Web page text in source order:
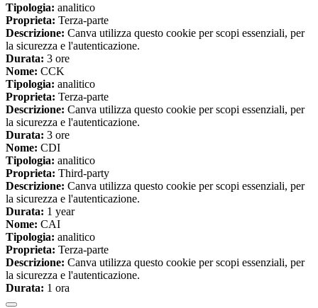
Tipologia: analitico
Proprieta: Terza-parte
Descrizione: Canva utilizza questo cookie per scopi essenziali, per
la sicurezza e l'autenticazione.
Durata: 3 ore
Nome: CCK
Tipologia: analitico
Proprieta: Terza-parte
Descrizione: Canva utilizza questo cookie per scopi essenziali, per
la sicurezza e l'autenticazione.
Durata: 3 ore
Nome: CDI
Tipologia: analitico
Proprieta: Third-party
Descrizione: Canva utilizza questo cookie per scopi essenziali, per
la sicurezza e l'autenticazione.
Durata: 1 year
Nome: CAI
Tipologia: analitico
Proprieta: Terza-parte
Descrizione: Canva utilizza questo cookie per scopi essenziali, per
la sicurezza e l'autenticazione.
Durata: 1 ora